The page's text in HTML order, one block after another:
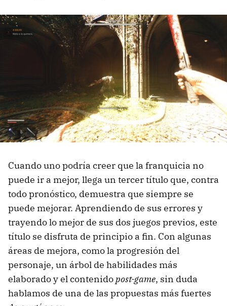
Cuando uno podría creer que la franquicia no
puede ir a mejor, llega un tercer título que, contra
todo pronóstico, demuestra que siempre se
puede mejorar. Aprendiendo de sus errores y
trayendo lo mejor de sus dos juegos previos, este
título se disfruta de principio a fin. Con algunas
áreas de mejora, como la progresión del
personaje, un árbol de habilidades más
elaborado y el contenidopost-game, sin duda
hablamos de una de las propuestas más fuertes